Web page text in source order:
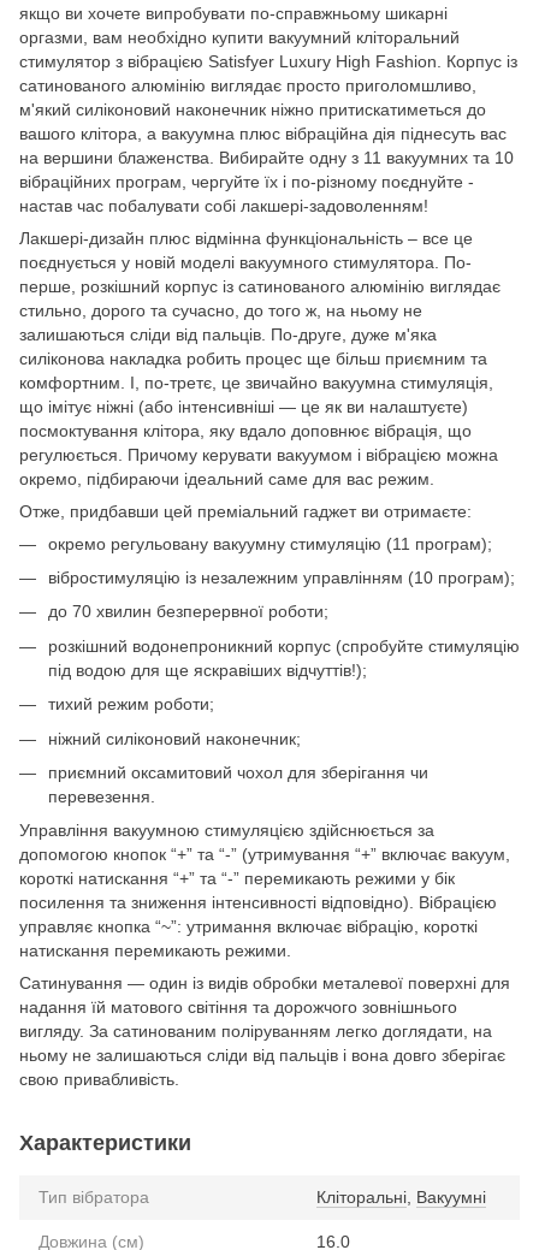
якщо ви хочете випробувати по-справжньому шикарні
оргазми, вам необхідно купити вакуумний кліторальний
стимулятор з вібрацією Satisfyer Luxury High Fashion. Корпус із
сатинованого алюмінію виглядає просто приголомшливо,
м'який силіконовий наконечник ніжно притискатиметься до
вашого клітора, а вакуумна плюс вібраційна дія піднесуть вас
на вершини блаженства. Вибирайте одну з 11 вакуумних та 10
вібраційних програм, чергуйте їх і по-різному поєднуйте -
настав час побалувати собі лакшері-задоволенням!
Лакшері-дизайн плюс відмінна функціональність – все це
поєднується у новій моделі вакуумного стимулятора. По-
перше, розкішний корпус із сатинованого алюмінію виглядає
стильно, дорого та сучасно, до того ж, на ньому не
залишаються сліди від пальців. По-друге, дуже м'яка
силіконова накладка робить процес ще більш приємним та
комфортним. І, по-третє, це звичайно вакуумна стимуляція,
що імітує ніжні (або інтенсивніші — це як ви налаштуєте)
посмоктування клітора, яку вдало доповнює вібрація, що
регулюється. Причому керувати вакуумом і вібрацією можна
окремо, підбираючи ідеальний саме для вас режим.
Отже, придбавши цей преміальний гаджет ви отримаєте:
окремо регульовану вакуумну стимуляцію (11 програм);
вібростимуляцію із незалежним управлінням (10 програм);
до 70 хвилин безперервної роботи;
розкішний водонепроникний корпус (спробуйте стимуляцію
під водою для ще яскравіших відчуттів!);
тихий режим роботи;
ніжний силіконовий наконечник;
приємний оксамитовий чохол для зберігання чи
перевезення.
Управління вакуумною стимуляцією здійснюється за
допомогою кнопок “+” та “-” (утримування “+” включає вакуум,
короткі натискання “+” та “-” перемикають режими у бік
посилення та зниження інтенсивності відповідно). Вібрацією
управляє кнопка “~”: утримання включає вібрацію, короткі
натискання перемикають режими.
Сатинування — один із видів обробки металевої поверхні для
надання їй матового світіння та дорожчого зовнішнього
вигляду. За сатинованим поліруванням легко доглядати, на
ньому не залишаються сліди від пальців і вона довго зберігає
свою привабливість.
Характеристики
Тип вібратора Кліторальні, Вакуумні
Довжина (см) 16.0